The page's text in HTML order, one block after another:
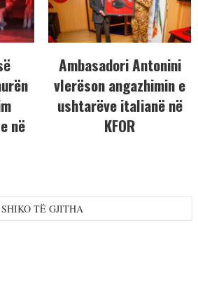
në
Ambasadori Antonini
vlerëson angazhimin e
ushtarëve italianë në
KFOR
SHIKO TË GJITHA